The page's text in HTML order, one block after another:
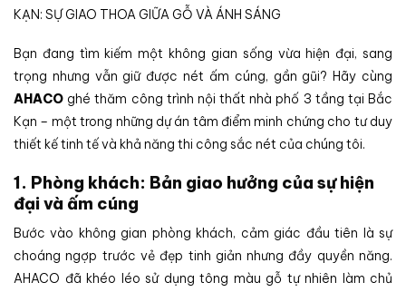
KẠN: SỰ GIAO THOA GIỮA GỖ VÀ ÁNH SÁNG
Bạn đang tìm kiếm một không gian sống vừa hiện đại, sang
trọng nhưng vẫn giữ được nét ấm cúng, gần gũi? Hãy cùng
AHACO ghé thăm công trình nội thất nhà phố 3 tầng tại Bắc
Kạn – một trong những dự án tâm điểm minh chứng cho tư duy
thiết kế tinh tế và khả năng thi công sắc nét của chúng tôi.
1. Phòng khách: Bản giao hưởng của sự hiện
đại và ấm cúng
Bước vào không gian phòng khách, cảm giác đầu tiên là sự
choáng ngợp trước vẻ đẹp tinh giản nhưng đầy quyền năng.
AHACO đã khéo léo sử dụng tông màu gỗ tự nhiên làm chủ